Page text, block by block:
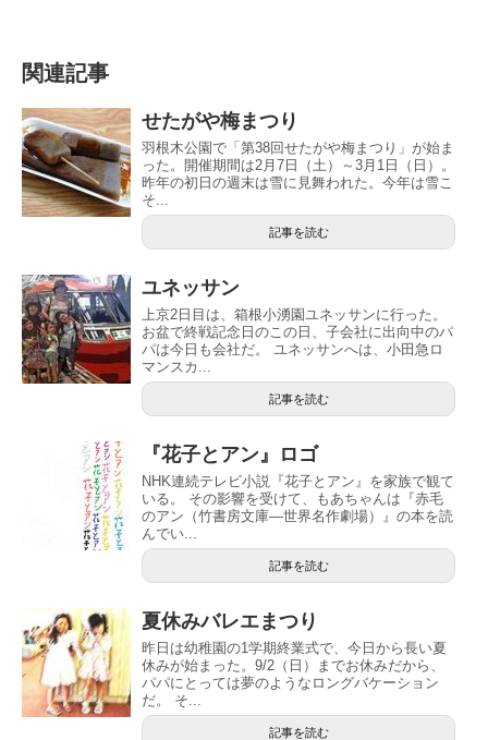
関連記事
せたがや梅まつり
羽根木公園で「第38回せたがや梅まつり」が始ま
った。開催期間は2月7日（土）～3月1日（日）。
昨年の初日の週末は雪に見舞われた。今年は雪こ
そ...
記事を読む
ユネッサン
上京2日目は、箱根小湧園ユネッサンに行った。
お盆で終戦記念日のこの日、子会社に出向中のパ
パは今日も会社だ。 ユネッサンへは、小田急ロ
マンスカ...
記事を読む
『花子とアン』ロゴ
NHK連続テレビ小説『花子とアン』を家族で観て
いる。 その影響を受けて、もあちゃんは『赤毛
のアン（竹書房文庫―世界名作劇場）』の本を読
んでい...
記事を読む
夏休みバレエまつり
昨日は幼稚園の1学期終業式で、今日から長い夏
休みが始まった。9/2（日）までお休みだから、
パパにとっては夢のようなロングバケーション
だ。 そ...
記事を読む